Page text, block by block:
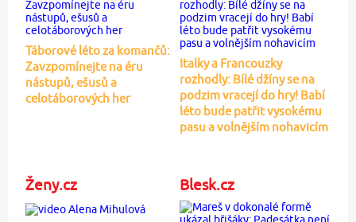
Táborové léto za komančů:
Zavzpomínejte na éru
nástupů, ešusů a
celotáborových her
Italky a Francouzky
rozhodly: Bílé džíny se na
podzim vracejí do hry! Babí
léto bude patřit vysokému
pasu a volnějším nohavicím
Ženy.cz Blesk.cz